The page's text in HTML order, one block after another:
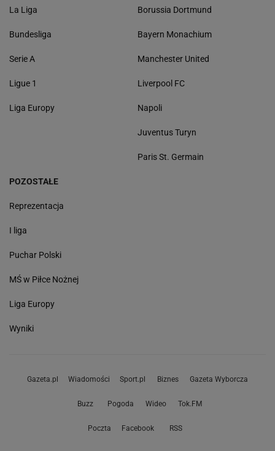
La Liga
Bundesliga
Serie A
Ligue 1
Liga Europy
Borussia Dortmund
Bayern Monachium
Manchester United
Liverpool FC
Napoli
Juventus Turyn
Paris St. Germain
POZOSTAŁE
Reprezentacja
I liga
Puchar Polski
MŚ w Piłce Nożnej
Liga Europy
Wyniki
Gazeta.pl Wiadomości Sport.pl Biznes Gazeta Wyborcza
Buzz Pogoda Wideo Tok.FM
Poczta Facebook RSS